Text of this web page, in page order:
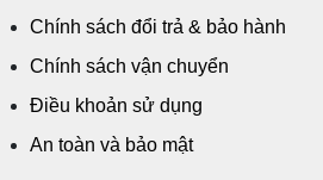
Chính sách đổi trả & bảo hành
Chính sách vận chuyển
Điều khoản sử dụng
An toàn và bảo mật